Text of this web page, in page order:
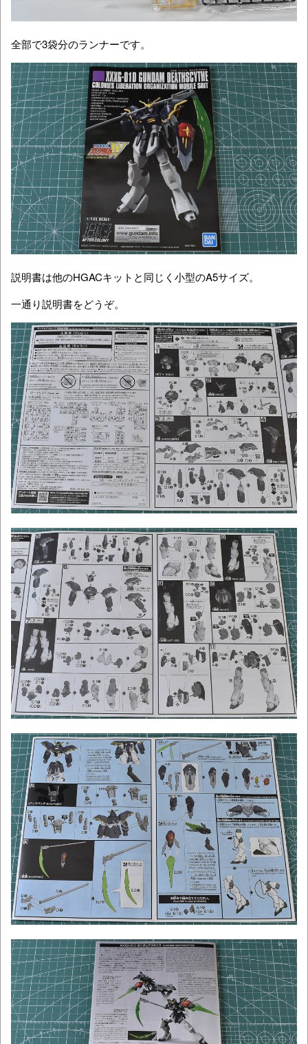
全部で3袋分のランナーです。
説明書は他のHGACキットと同じく小型のA5サイズ。
一通り説明書をどうぞ。